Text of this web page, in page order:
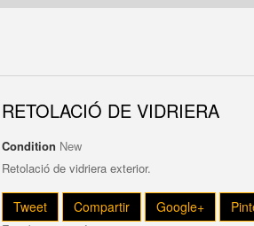
RETOLACIÓ DE VIDRIERA
Condition New
Retolació de vidriera exterior.
Tweet Compartir Google+